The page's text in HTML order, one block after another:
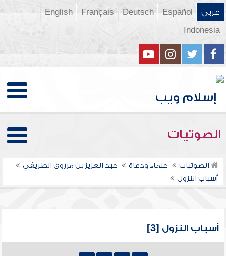
عربي Español
Deutsch
Français
English
Indonesia
الصوتيات
الصوتيات علماء ودعاة
عبد العزيز بن مرزوق الطريفي
أسباب النزول
أسباب النزول [3]